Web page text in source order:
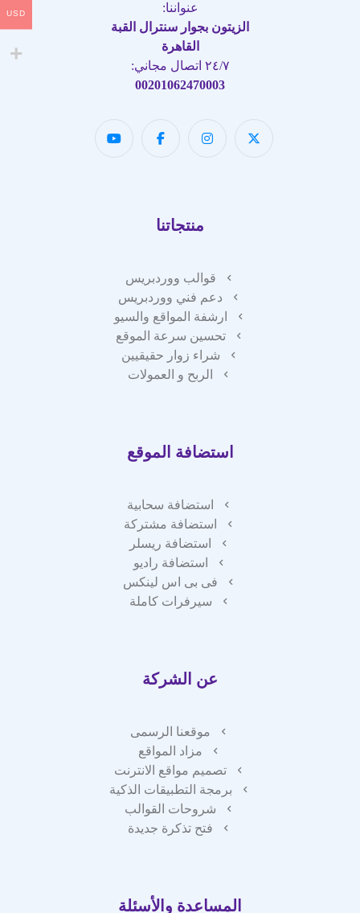
عنواننا:
الزيتون بجوار سنترال القبة
القاهرة
٢٤/٧ اتصال مجاني:
00201062470003
منتجاتنا
قوالب ووردبريس
دعم فني ووردبريس
ارشفة المواقع والسيو
تحسين سرعة الموقع
شراء زوار حقيقيين
الربح و العمولات
استضافة الموقع
استضافة سحابية
استضافة مشتركة
استضافة ريسلر
استضافة راديو
فى بى اس لينكس
سيرفرات كاملة
عن الشركة
موقعنا الرسمى
مزاد المواقع
تصميم مواقع الانترنت
برمجة التطبيقات الذكية
شروحات القوالب
فتح تذكرة جديدة
المساعدة والأسئلة
USD